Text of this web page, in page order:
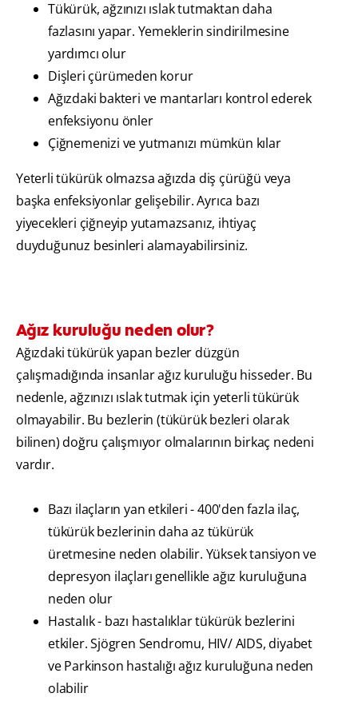
Tükürük, ağzınızı ıslak tutmaktan daha
fazlasını yapar. Yemeklerin sindirilmesine
yardımcı olur
Dişleri çürümeden korur
Ağızdaki bakteri ve mantarları kontrol ederek
enfeksiyonu önler
Çiğnemenizi ve yutmanızı mümkün kılar
Yeterli tükürük olmazsa ağızda diş çürüğü veya
başka enfeksiyonlar gelişebilir. Ayrıca bazı
yiyecekleri çiğneyip yutamazsanız, ihtiyaç
duyduğunuz besinleri alamayabilirsiniz.
Ağız kuruluğu neden olur?
Ağızdaki tükürük yapan bezler düzgün
çalışmadığında insanlar ağız kuruluğu hisseder. Bu
nedenle, ağzınızı ıslak tutmak için yeterli tükürük
olmayabilir. Bu bezlerin (tükürük bezleri olarak
bilinen) doğru çalışmıyor olmalarının birkaç nedeni
vardır.
Bazı ilaçların yan etkileri - 400'den fazla ilaç,
tükürük bezlerinin daha az tükürük
üretmesine neden olabilir. Yüksek tansiyon ve
depresyon ilaçları genellikle ağız kuruluğuna
neden olur
Hastalık - bazı hastalıklar tükürük bezlerini
etkiler. Sjögren Sendromu, HIV/ AIDS, diyabet
ve Parkinson hastalığı ağız kuruluğuna neden
olabilir